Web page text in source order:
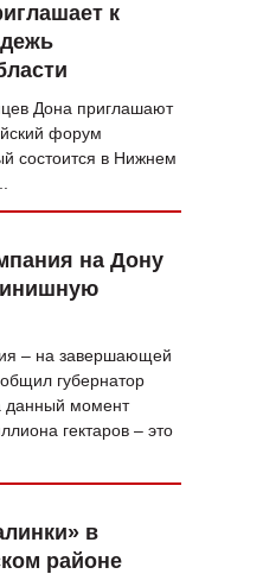
ВОПРОС НЕДЕЛИ
ТАМ И ТУТ
СТИЛЬ ЖИЗНИ
КУЛЬТ ЕДЫ
ЖУРНАЛ
к
Дона приглашают
форум
состоится в Нижнем
на Дону
– на завершающей
губернатор
момент
гектаров – это
в
районе